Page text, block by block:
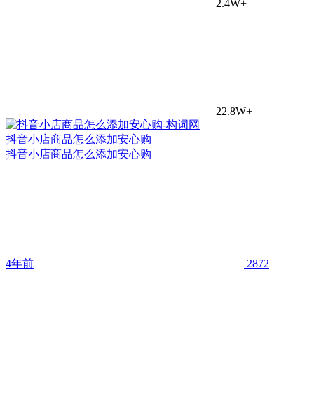
2.4W+
22.8W+
抖音小店商品怎么添加安心购
抖音小店商品怎么添加安心购
4年前 2872